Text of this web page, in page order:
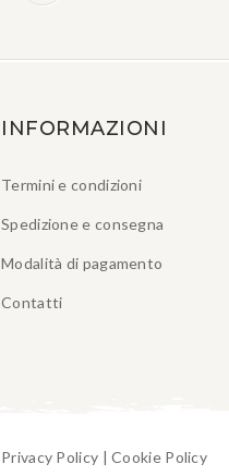
INFORMAZIONI
Termini e condizioni
Spedizione e consegna
Modalità di pagamento
Contatti
Privacy Policy |Cookie Policy